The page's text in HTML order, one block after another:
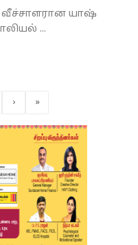
வீச்சாளரான யாஷ்
...
› »